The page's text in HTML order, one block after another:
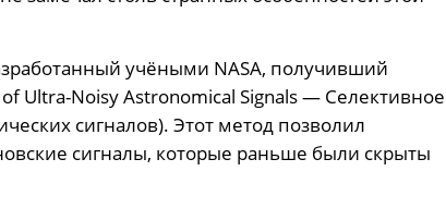
учёными NASA, получивший
Ultra-Noisy Astronomical Signals — Селективное
сигналов). Этот метод позволил
сигналы, которые раньше были скрыты